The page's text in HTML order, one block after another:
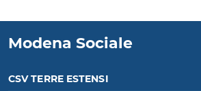
Modena Sociale
CSV TERRE ESTENSI